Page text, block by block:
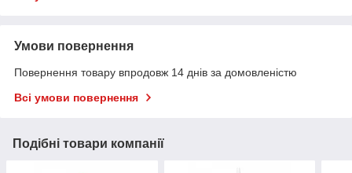
Умови повернення
Повернення товару впродовж 14 днів за домовленістю
Всі умови повернення
Подібні товари компанії